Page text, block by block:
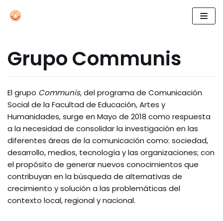
content
Grupo Communis
El grupo Communis, del programa de Comunicación
Social de la Facultad de Educación, Artes y
Humanidades, surge en Mayo de 2018 como respuesta
a la necesidad de consolidar la investigación en las
diferentes áreas de la comunicación como: sociedad,
desarrollo, medios, tecnología y las organizaciones; con
el propósito de generar nuevos conocimientos que
contribuyan en la búsqueda de alternativas de
crecimiento y solución a las problemáticas del
contexto local, regional y nacional.